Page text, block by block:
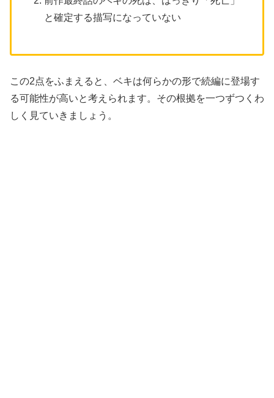
と確定する描写になっていない
この2点をふまえると、ベキは何らかの形で続編に登場す
る可能性が高いと考えられます。その根拠を一つずつくわ
しく見ていきましょう。